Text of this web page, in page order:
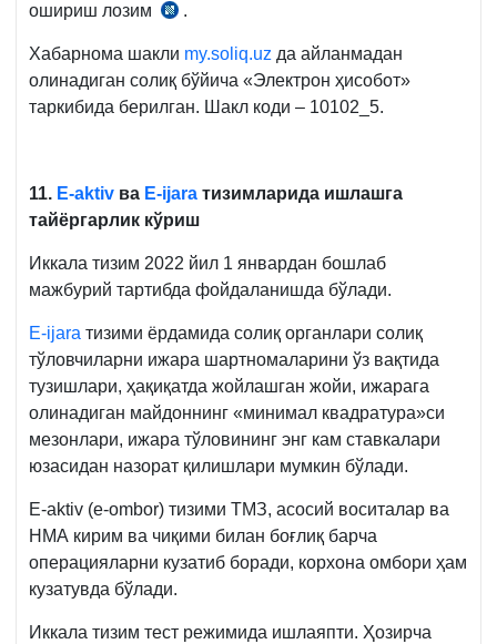
ошириш лозим
СК
2-
.
Хабарнома шакли my.soliq.uz да айланмадан
олинадиган солиқ бўйича «Электрон ҳисобот»
таркибида берилган. Шакл коди – 10102_5.
11. Е-aktiv ва E-ijara тизимларида ишлашга
тайёргарлик кўриш
Иккала тизим 2022 йил 1 январдан бошлаб
мажбурий тартибда фойдаланишда бўлади.
Е-ijara тизими ёрдамида солиқ органлари солиқ
тўловчиларни ижара шартномаларини ўз вақтида
тузишлари, ҳақиқатда жойлашган жойи, ижарага
олинадиган майдоннинг «минимал квадратура»си
мезонлари, ижара тўловининг энг кам ставкалари
юзасидан назорат қилишлари мумкин бўлади.
Е-aktiv (e-ombor) тизими ТМЗ, асосий воситалар ва
НМА кирим ва чиқими билан боғлиқ барча
операцияларни кузатиб боради, корхона омбори ҳам
кузатувда бўлади.
Иккала тизим тест режимида ишлаяпти. Ҳозирча